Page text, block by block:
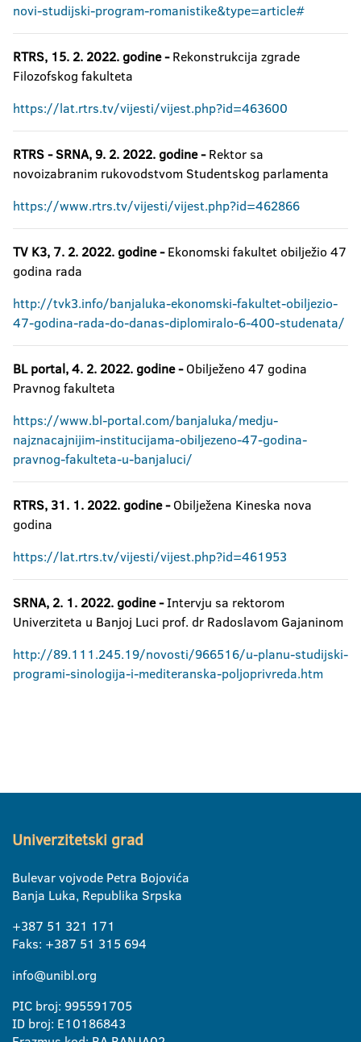
novi-studijski-program-romanistike&type=article#
RTRS, 15. 2. 2022. godine -Rekonstrukcija zgrade
Filozofskog fakulteta
https://lat.rtrs.tv/vijesti/vijest.php?id=463600
RTRS - SRNA, 9. 2. 2022. godine -Rektor sa
novoizabranim rukovodstvom Studentskog parlamenta
https://www.rtrs.tv/vijesti/vijest.php?id=462866
TV K3, 7. 2. 2022. godine -Ekonomski fakultet obilježio 47
godina rada
http://tvk3.info/banjaluka-ekonomski-fakultet-obiljezio-
47-godina-rada-do-danas-diplomiralo-6-400-studenata/
BL portal, 4. 2. 2022. godine -Obilježeno 47 godina
Pravnog fakulteta
https://www.bl-portal.com/banjaluka/medju-
najznacajnijim-institucijama-obiljezeno-47-godina-
pravnog-fakulteta-u-banjaluci/
RTRS, 31. 1. 2022. godine -Obilježena Kineska nova
godina
https://lat.rtrs.tv/vijesti/vijest.php?id=461953
SRNA, 2. 1. 2022. godine -Intervju sa rektorom
Univerziteta u Banjoj Luci prof. dr Radoslavom Gajaninom
http://89.111.245.19/novosti/966516/u-planu-studijski-
programi-sinologija-i-mediteranska-poljoprivreda.htm
Univerzitetski grad
Bulevar vojvode Petra Bojovića
Banja Luka, Republika Srpska
+387 51 321 171
Faks: +387 51 315 694
info@unibl.org
PIC broj: 995591705
ID broj: E10186843